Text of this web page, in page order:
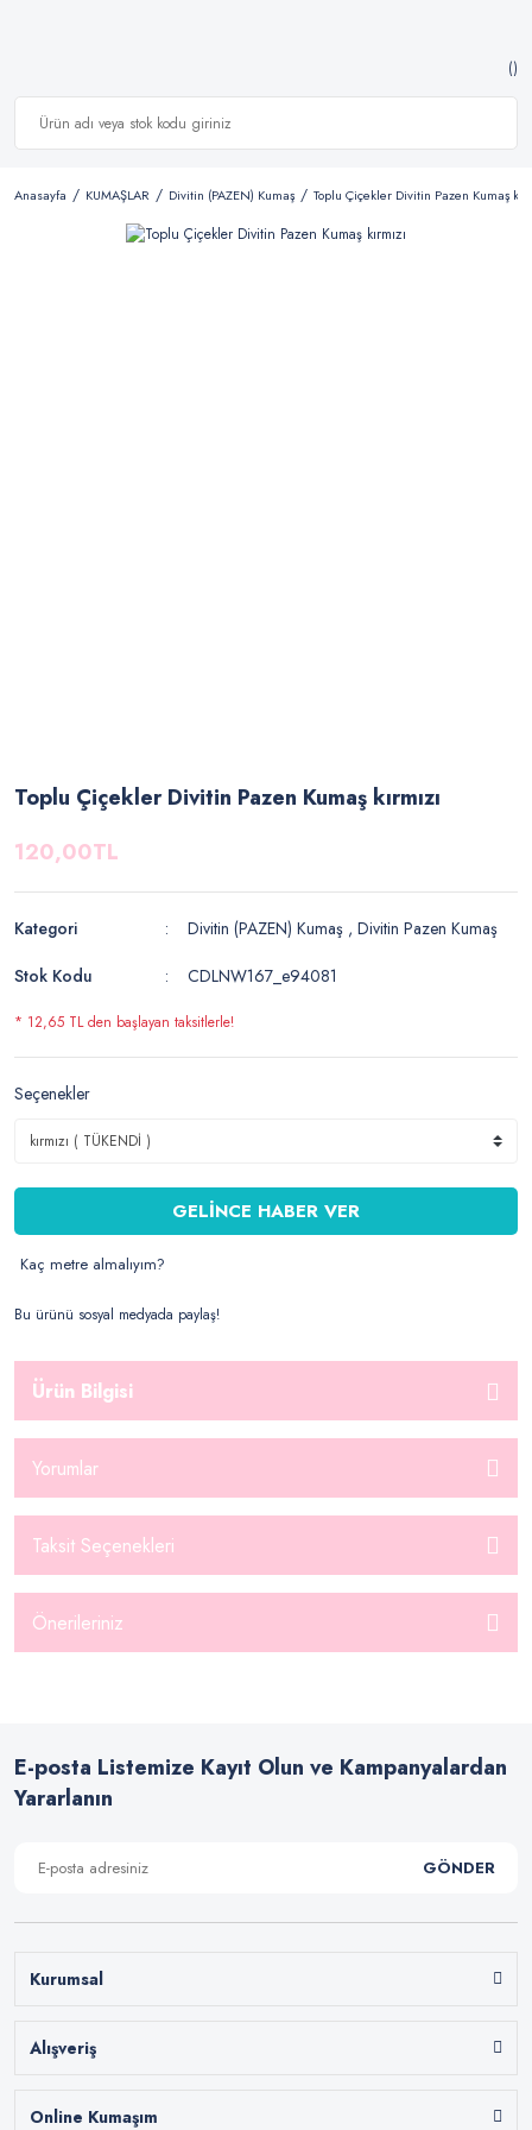
Anasayfa KUMAŞLAR Divitin (PAZEN) Kumaş Toplu Çiçekler Divitin Pazen Kumaş
Toplu Çiçekler Divitin Pazen Kumaş kırmızı
120,00TL
Kategori Divitin (PAZEN) Kumaş ,Divitin Pazen Kumaş
Stok Kodu
CDLNW167_e94081
* 12,65 TL den başlayan taksitlerle!
Seçenekler
GELİNCE HABER VER
Kaç metre almalıyım?
Bu ürünü sosyal medyada paylaş!
Ürün Bilgisi
Yorumlar
Taksit Seçenekleri
Önerileriniz
E-posta Listemize Kayıt Olun ve Kampanyalardan
Yararlanın
GÖNDER
Kurumsal
Alışveriş
Online Kumaşım